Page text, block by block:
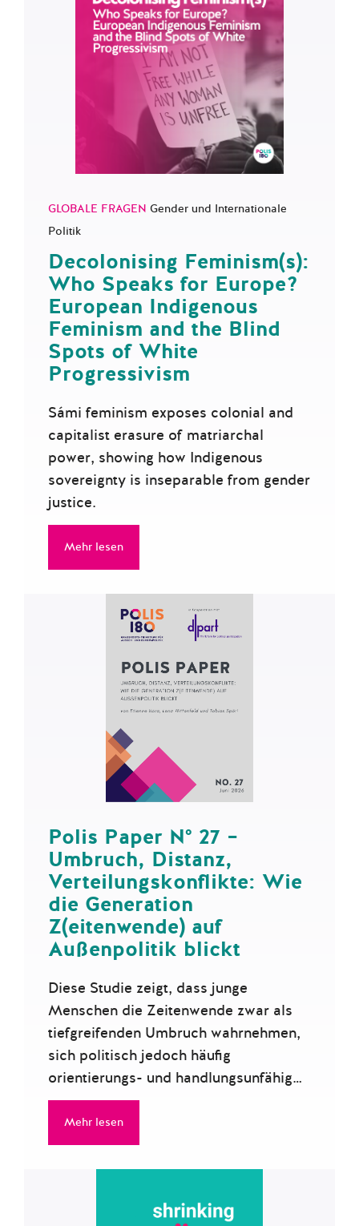
GLOBALE FRAGEN Gender und Internationale
Politik
Decolonising Feminism(s):
Who Speaks for Europe?
European Indigenous
Feminism and the Blind
Spots of White
Progressivism
Sámi feminism exposes colonial and
capitalist erasure of matriarchal
power, showing how Indigenous
sovereignty is inseparable from gender
justice.
Mehr lesen
Polis Paper N° 27 –
Umbruch, Distanz,
Verteilungskonflikte: Wie
die Generation
Z(eitenwende) auf
Außenpolitik blickt
Diese Studie zeigt, dass junge
Menschen die Zeitenwende zwar als
tiefgreifenden Umbruch wahrnehmen,
sich politisch jedoch häufig
orientierungs- und handlungsunfähig…
Mehr lesen